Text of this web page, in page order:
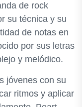
de rock
su técnica y su
de notas en
por sus letras
y melódico.
jóvenes con su
ritmos y aplicar